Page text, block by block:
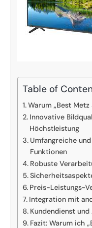
Table of
Warum „Best
Innovative
Höchstleistung
Umfangreiche
Funktionen
Robuste
Preis-Leistungs-
Integration mit
Kundendienst
Fazit: Warum ich